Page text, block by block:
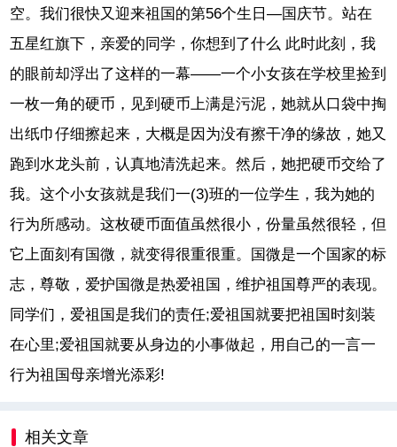
空。我们很快又迎来祖国的第56个生日—国庆节。站在
五星红旗下，亲爱的同学，你想到了什么 此时此刻，我
的眼前却浮出了这样的一幕——一个小女孩在学校里捡到
一枚一角的硬币，见到硬币上满是污泥，她就从口袋中掏
出纸巾仔细擦起来，大概是因为没有擦干净的缘故，她又
跑到水龙头前，认真地清洗起来。然后，她把硬币交给了
我。这个小女孩就是我们一(3)班的一位学生，我为她的
行为所感动。这枚硬币面值虽然很小，份量虽然很轻，但
它上面刻有国微，就变得很重很重。国微是一个国家的标
志，尊敬，爱护国微是热爱祖国，维护祖国尊严的表现。
同学们，爱祖国是我们的责任;爱祖国就要把祖国时刻装
在心里;爱祖国就要从身边的小事做起，用自己的一言一
行为祖国母亲增光添彩!
相关文章